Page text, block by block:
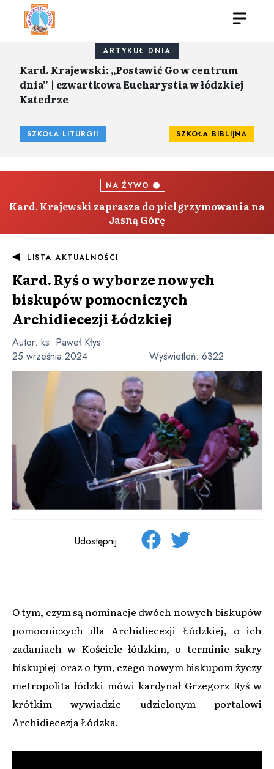
ARTYKUŁ DNIA
Kard. Krajewski: „Postawić Go w centrum
dnia” | czwartkowa Eucharystia w łódzkiej
Katedrze
SZKOŁA LITURGII SZKOŁA BIBLIJNA
NA ŻYWO
Kard. Krajewski zaprasza do pielgrzymowania na
Jasną Górę
LISTA AKTUALNOŚCI
Kard. Ryś o wyborze nowych
biskupów pomocniczych
Archidiecezji Łódzkiej
Autor: ks. Paweł Kłys
25 września 2024
Wyświetleń: 6322
Udostępnij
O tym, czym są nominacje dwóch nowych biskupów
pomocniczych dla Archidiecezji Łódzkiej, o ich
zadaniach w Kościele łódzkim, o terminie sakry
biskupiej oraz o tym, czego nowym biskupom życzy
metropolita łódzki mówi kardynał Grzegorz Ryś w
krótkim wywiadzie udzielonym portalowi
Archidiecezja Łódzka.